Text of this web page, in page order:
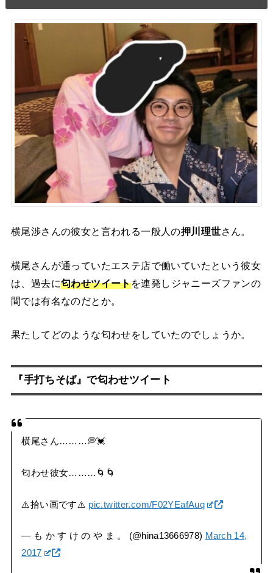
横尾渉さんの彼女と言われる一般人の押川理世さん。
横尾さんが通っていたエステ店で働いていたという彼女
は、過去に匂わせツイートを連発しジャニーズファンの
間では有名なのだとか。
果たしてどのような匂わせをしていたのでしょうか。
『手打ちそば』で匂わせツイート
横尾さん………💭💓
匂わせ彼女………🌀🌀
⚠️拾い画です⚠️ pic.twitter.com/F02YEafAuq
— も か す け の や ま 。 (@hina13666978) March 14,
2017